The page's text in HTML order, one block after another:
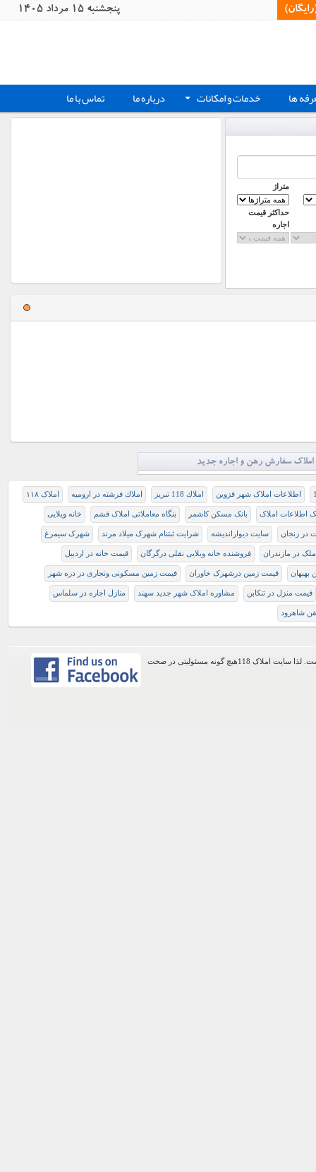
پنجشنبه 15 مرداد 1405
ها + خدمات و امکانات درباره ما تماس با ما
متراژ
حداکثر قیمت
اجاره
املاک سفارش رهن و اجاره جدید
اطلاعات املاک شهر قزوین املاك 118 تبريز املاك فرشته در اروميه املاک ۱۱۸
اطلاعات املاک بانک مسکن کاشمر بنگاه معاملاتی املاک قشم خانه ویلایی
در زنجان سایت دیواراندیشه شرايت ثبتنام شهرک ميلاد مرند شهرک سیمرغ
در مازندران فروشنده خانه ویلایی نقلی درگرگان قيمت خانه در اردبيل
بهبهان قیمت زمین درشهرک خاوران قیمت زمین مسکونی وتجاری در دره شهر
قیمت منزل در تنکابن مشاوره املاک شهر جدید سهند منازل اجاره در سلماس
شاهرود
اطلاعات موجود در این وب سایت از طریق کاربران عمومی سایت ثبت شده است. لذا سایت املاک 118هیچ گونه مسئولیتی در صحت